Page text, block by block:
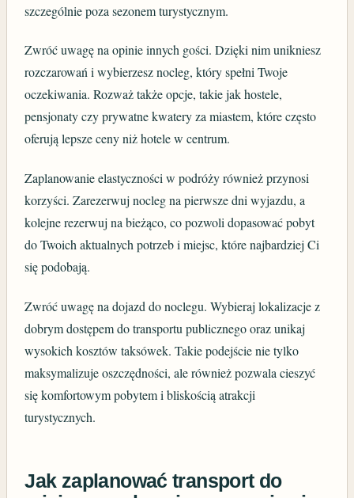
szczególnie poza sezonem turystycznym.
Zwróć uwagę na opinie innych gości. Dzięki nim unikniesz
rozczarowań i wybierzesz nocleg, który spełni Twoje
oczekiwania. Rozważ także opcje, takie jak hostele,
pensjonaty czy prywatne kwatery za miastem, które często
oferują lepsze ceny niż hotele w centrum.
Zaplanowanie elastyczności w podróży również przynosi
korzyści. Zarezerwuj nocleg na pierwsze dni wyjazdu, a
kolejne rezerwuj na bieżąco, co pozwoli dopasować pobyt
do Twoich aktualnych potrzeb i miejsc, które najbardziej Ci
się podobają.
Zwróć uwagę na dojazd do noclegu. Wybieraj lokalizacje z
dobrym dostępem do transportu publicznego oraz unikaj
wysokich kosztów taksówek. Takie podejście nie tylko
maksymalizuje oszczędności, ale również pozwala cieszyć
się komfortowym pobytem i bliskością atrakcji
turystycznych.
Jak zaplanować transport do